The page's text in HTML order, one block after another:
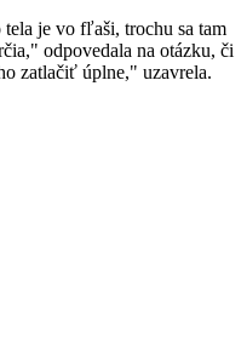
je vo fľaši, trochu sa tam
odpovedala na otázku, či
zatlačiť úplne," uzavrela.